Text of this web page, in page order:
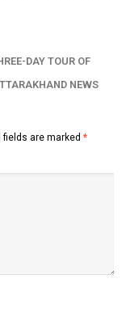
DAY TOUR OF
NEWS
fields are marked *